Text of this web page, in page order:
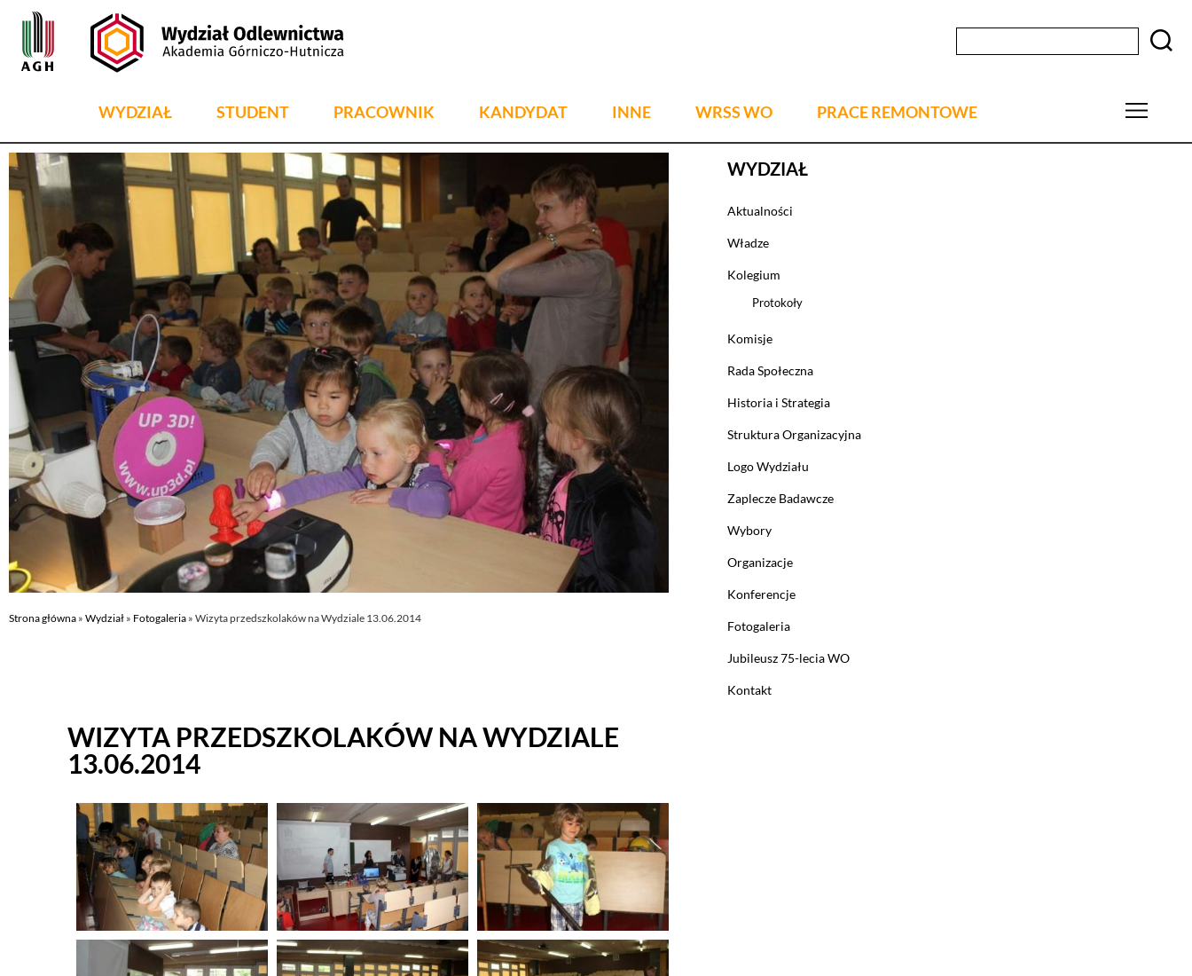
WYDZIAŁ STUDENT PRACOWNIK KANDYDAT INNE WRSS WO PRACE REMONTOWE
Strona główna » Wydział » Fotogaleria » Wizyta przedszkolaków na Wydziale 13.06.2014
WYDZIAŁ
Aktualności
Władze
Kolegium
Protokoły
Komisje
Rada Społeczna
Historia i Strategia
Struktura Organizacyjna
Logo Wydziału
Zaplecze Badawcze
Wybory
Organizacje
Konferencje
Fotogaleria
Jubileusz 75-lecia WO
Kontakt
WIZYTA PRZEDSZKOLAKÓW NA WYDZIALE
13.06.2014